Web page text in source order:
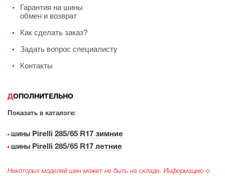
Гарантия на шины
обмен и возврат
Как сделать заказ?
Задать вопрос специалисту
Контакты
ДОПОЛНИТЕЛЬНО
Показать в каталоге:
шины Pirelli 285/65 R17 зимние
шины Pirelli 285/65 R17 летние
Некоторых моделей шин может не быть на складе. Информацию о